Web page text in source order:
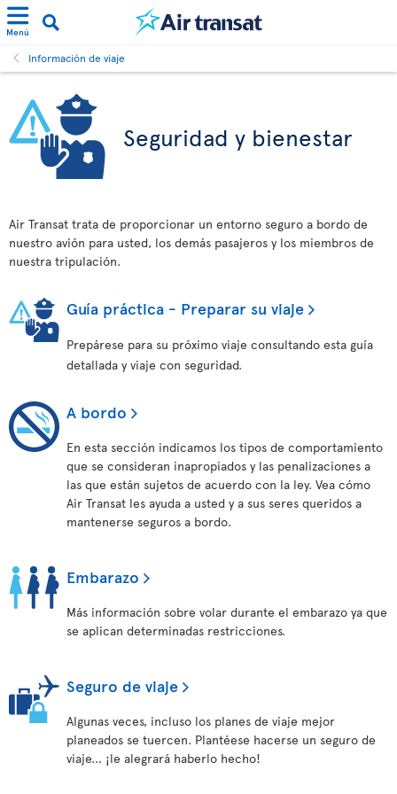
Menú
Información de viaje
Seguridad y bienestar
Air Transat trata de proporcionar un entorno seguro a bordo de
nuestro avión para usted, los demás pasajeros y los miembros de
nuestra tripulación.
Guía práctica - Preparar su viaje
Prepárese para su próximo viaje consultando esta guía
detallada y viaje con seguridad.
A bordo
En esta sección indicamos los tipos de comportamiento
que se consideran inapropiados y las penalizaciones a
las que están sujetos de acuerdo con la ley. Vea cómo
Air Transat les ayuda a usted y a sus seres queridos a
mantenerse seguros a bordo.
Embarazo
Más información sobre volar durante el embarazo ya que
se aplican determinadas restricciones.
Seguro de viaje
Algunas veces, incluso los planes de viaje mejor
planeados se tuercen. Plantéese hacerse un seguro de
viaje... ¡le alegrará haberlo hecho!